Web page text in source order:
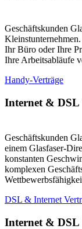
Geschäftskunden
Ihr Büro oder Ihre
Ihre Arbeitsabläufe
Handy-Verträge
Internet & DSL
Geschäftskunden
einem Glasfaser-
konstanten
komplexen
DSL & Internet
Internet & DSL